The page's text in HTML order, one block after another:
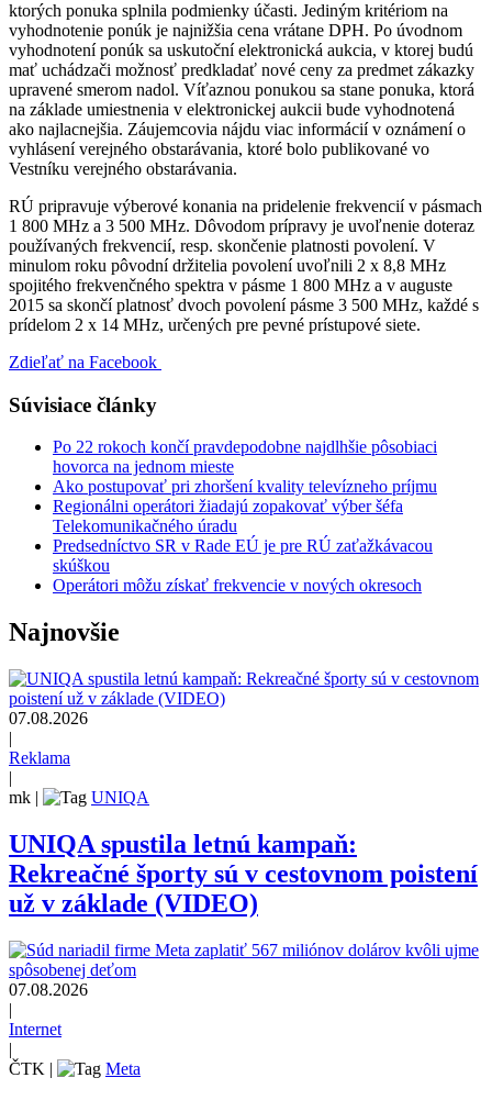
ktorých ponuka splnila podmienky účasti. Jediným kritériom na
vyhodnotenie ponúk je najnižšia cena vrátane DPH. Po úvodnom
vyhodnotení ponúk sa uskutoční elektronická aukcia, v ktorej budú
mať uchádzači možnosť predkladať nové ceny za predmet zákazky
upravené smerom nadol. Víťaznou ponukou sa stane ponuka, ktorá
na základe umiestnenia v elektronickej aukcii bude vyhodnotená
ako najlacnejšia. Záujemcovia nájdu viac informácií v oznámení o
vyhlásení verejného obstarávania, ktoré bolo publikované vo
Vestníku verejného obstarávania.
RÚ pripravuje výberové konania na pridelenie frekvencií v pásmach
1 800 MHz a 3 500 MHz. Dôvodom prípravy je uvoľnenie doteraz
používaných frekvencií, resp. skončenie platnosti povolení. V
minulom roku pôvodní držitelia povolení uvoľnili 2 x 8,8 MHz
spojitého frekvenčného spektra v pásme 1 800 MHz a v auguste
2015 sa skončí platnosť dvoch povolení pásme 3 500 MHz, každé s
prídelom 2 x 14 MHz, určených pre pevné prístupové siete.
Zdieľať na Facebook
Súvisiace články
Po 22 rokoch končí pravdepodobne najdlhšie pôsobiaci
hovorca na jednom mieste
Ako postupovať pri zhoršení kvality televízneho príjmu
Regionálni operátori žiadajú zopakovať výber šéfa
Telekomunikačného úradu
Predsedníctvo SR v Rade EÚ je pre RÚ zaťažkávacou
skúškou
Operátori môžu získať frekvencie v nových okresoch
Najnovšie
07.08.2026
|
Reklama
|
mk | UNIQA
UNIQA spustila letnú kampaň:
Rekreačné športy sú v cestovnom poistení
už v základe (VIDEO)
07.08.2026
|
Internet
|
ČTK | Meta